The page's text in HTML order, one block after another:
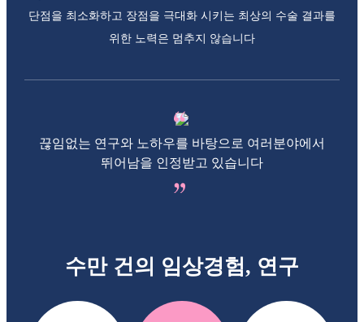
단점을 최소화하고 장점을 극대화 시키는 최상의 수술 결과를
위한 노력은 멈추지 않습니다
끊임없는 연구와 노하우를 바탕으로 여러분야에서
뛰어남을 인정받고 있습니다
수만 건의 임상경험, 연구